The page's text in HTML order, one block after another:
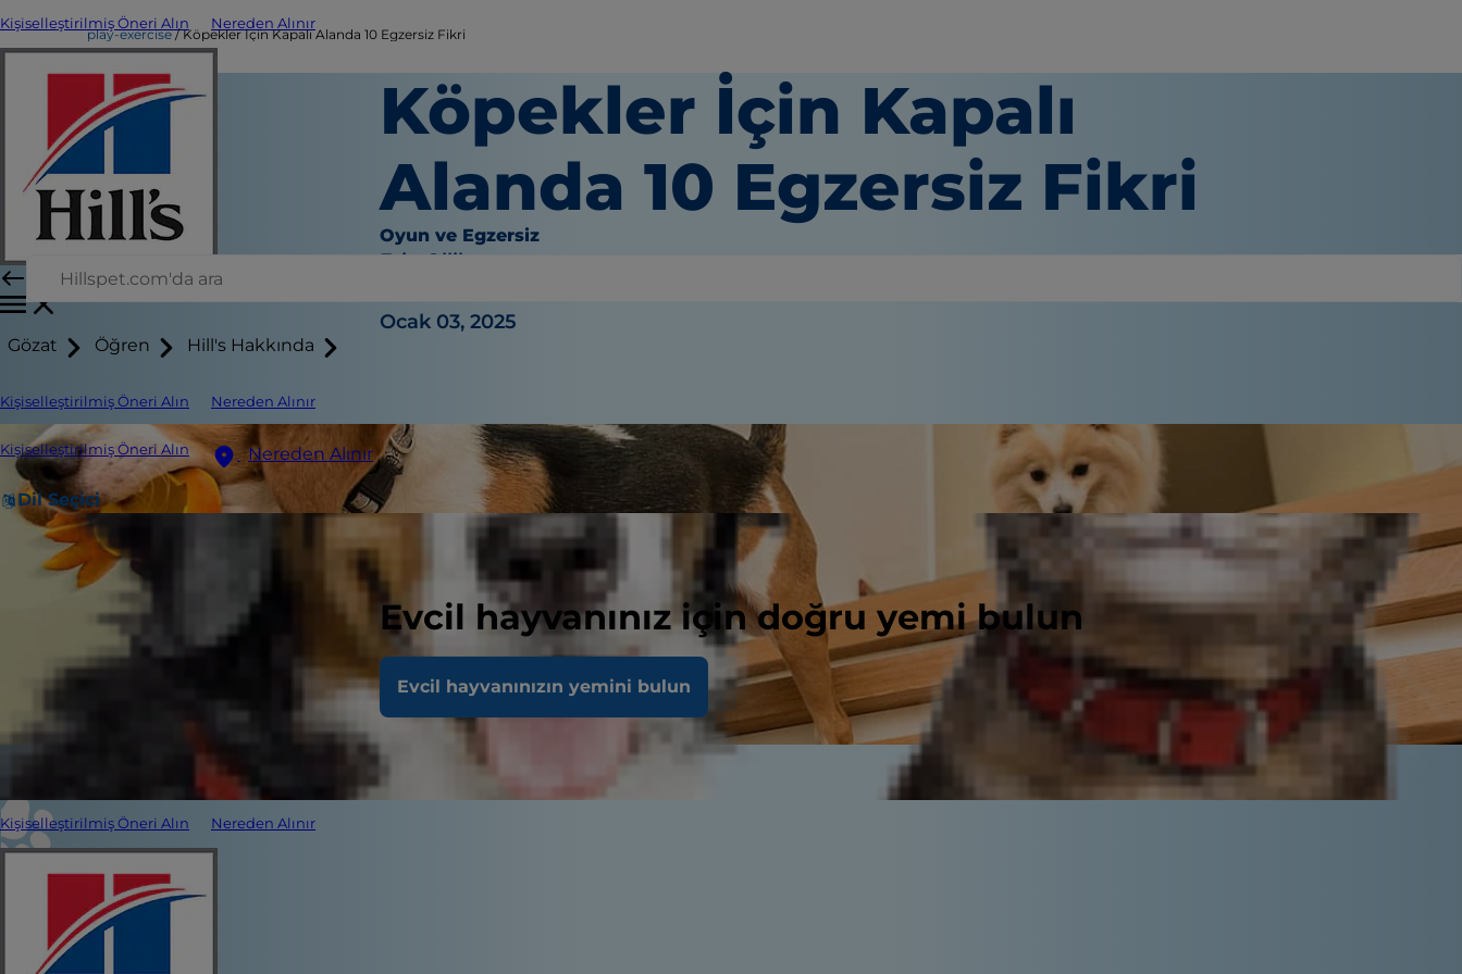
Kişiselleştirilmiş Öneri Alın Nereden Alınır
Gözat Öğren Hill's Hakkında
Kişiselleştirilmiş Öneri Alın Nereden Alınır
Kişiselleştirilmiş Öneri Alın Nereden Alınır
Dil Seçici
Evcil hayvanınız için doğru yemi bulun
Evcil hayvanınızın yemini bulun
Kişiselleştirilmiş Öneri Alın Nereden Alınır
play-exercise Köpekler İçin Kapalı Alanda 10 Egzersiz Fikri
Köpekler İçin Kapalı
Alanda 10 Egzersiz Fikri
Oyun ve Egzersiz
Erin Ollila
Ocak 03, 2025